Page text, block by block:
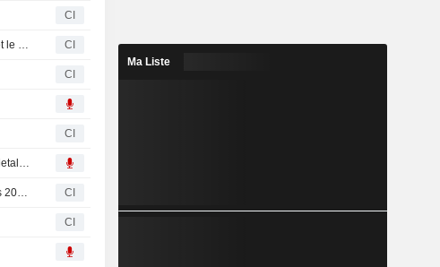
CI
Anglo American plc fournit des prévisions de production pour Quellaveco et le Chili pour l'année 2022 CI
CI
CI
Transcript : Anglo American plc Presents at Bank of America 2022 Global Metals, Mining and Steel Conference, May-17-2022 08:30 AM
Anglo American plc réaffirme ses prévisions de production pour les années 2022 et 2023 CI
CI
Ma Liste